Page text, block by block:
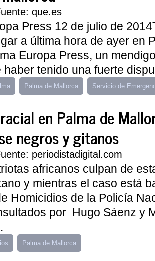
que.es
Press 12 de julio de
a última hora de ayer en
Europa Press, un
haber tenido una fuerte
Palma de Mallorca Servicio de
en Palma de
negros y gitanos
periodistadigital.com
africanos culpan de
y mientras el caso está
Homicidios de la Policía
por Hugo Sáenz y
Palma de Mallorca